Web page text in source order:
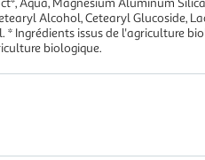
Aqua, Magnesium Aluminum
Alcohol, Cetearyl Glucoside,
* Ingrédients issus de l'agriculture
biologique.